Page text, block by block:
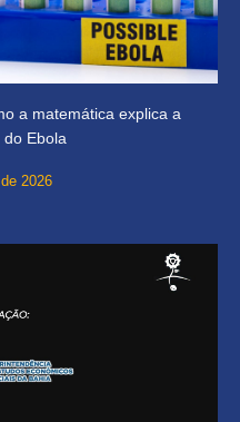
a matemática explica a
Ebola
2026